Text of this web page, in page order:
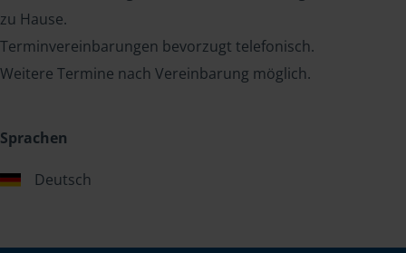
zu Hause.
Terminvereinbarungen bevorzugt telefonisch.
Weitere Termine nach Vereinbarung möglich.
Sprachen
Deutsch